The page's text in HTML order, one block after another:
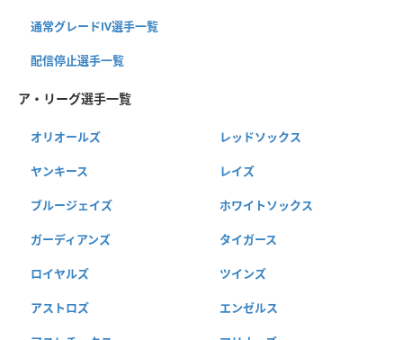
通常グレードⅣ選手一覧
配信停止選手一覧
ア・リーグ選手一覧
オリオールズ レッドソックス
ヤンキース レイズ
ブルージェイズ ホワイトソックス
ガーディアンズ タイガース
ロイヤルズ ツインズ
アストロズ エンゼルス